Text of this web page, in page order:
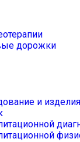
дорожки
и изделия